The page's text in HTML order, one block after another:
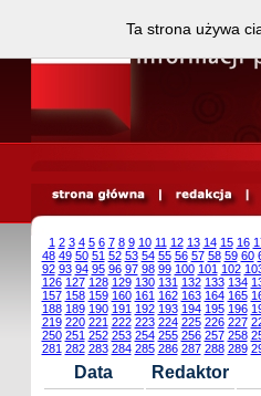
1 2 3 4 5 6 7 8 9 10 11 12 13 14 15 16
48 49 50 51 52 53 54 55 56 57 58 59 60
92 93 94 95 96 97 98 99 100 101 102
126 127 128 129 130 131 132 133 134
157 158 159 160 161 162 163 164 165
188 189 190 191 192 193 194 195 196
219 220 221 222 223 224 225 226 227
250 251 252 253 254 255 256 257 258
281 282 283 284 285 286 287 288 289
Data Redaktor
Ta strona używa